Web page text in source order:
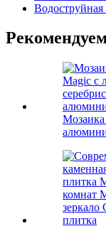
Водоструйная
Мозаика